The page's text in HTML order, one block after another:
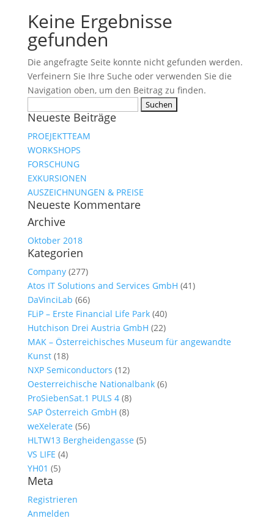
Keine Ergebnisse
gefunden
Die angefragte Seite konnte nicht gefunden werden.
Verfeinern Sie Ihre Suche oder verwenden Sie die
Navigation oben, um den Beitrag zu finden.
nach:
Neueste Beiträge
PROEJEKTTEAM
WORKSHOPS
FORSCHUNG
EXKURSIONEN
AUSZEICHNUNGEN & PREISE
Neueste Kommentare
Archive
Oktober 2018
Kategorien
Company(277)
Atos IT Solutions and Services GmbH (41)
DaVinciLab (66)
FLiP – Erste Financial Life Park(40)
Hutchison Drei Austria GmbH (22)
MAK – Österreichisches Museum für angewandte
Kunst(18)
NXP Semiconductors (12)
Oesterreichische Nationalbank(6)
ProSiebenSat.1 PULS 4(8)
SAP Österreich GmbH (8)
weXelerate (56)
HLTW13 Bergheidengasse (5)
VS LIFE (4)
YH01 (5)
Meta
Registrieren
Anmelden